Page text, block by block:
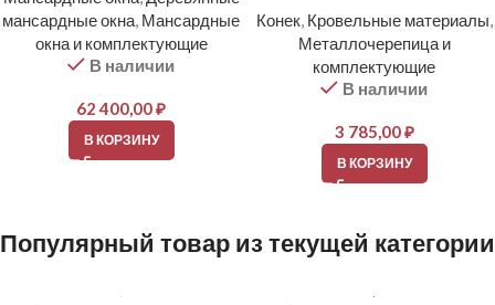
мансардные окна, Мансардные
окна и комплектующие
В наличии
62 400,00₽
В КОРЗИНУ
Конек, Кровельные материалы,
Металлочерепица и
комплектующие
В наличии
3 785,00₽
В КОРЗИНУ
Популярный товар из текущей категории